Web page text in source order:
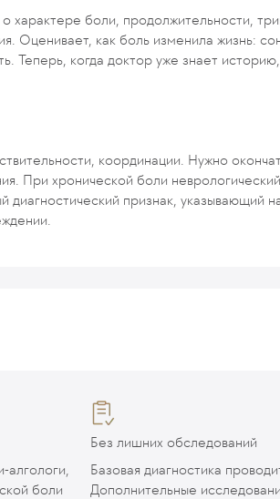
характере боли, продолжительности,
Оценивает, как боль изменила жизнь:
Теперь, когда доктор уже знает
координации. Нужно
При хронической боли
диагностический признак, указывающий
алгологи,
боли
Без лишних обследований
Базовая диагностика
Дополнительные